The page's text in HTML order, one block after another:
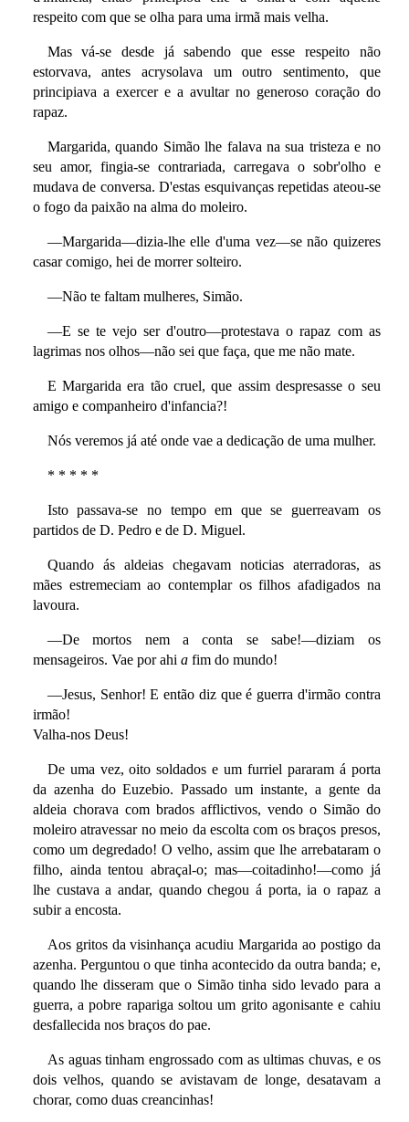
respeito com que se olha para uma irmã mais velha.
Mas vá-se desde já sabendo que esse respeito não
estorvava, antes acrysolava um outro sentimento, que
principiava a exercer e a avultar no generoso coração do
rapaz.
Margarida, quando Simão lhe falava na sua tristeza e no
seu amor, fingia-se contrariada, carregava o sobr'olho e
mudava de conversa. D'estas esquivanças repetidas ateou-se
o fogo da paixão na alma do moleiro.
—Margarida—dizia-lhe elle d'uma vez—se não quizeres
casar comigo, hei de morrer solteiro.
—Não te faltam mulheres, Simão.
—E se te vejo ser d'outro—protestava o rapaz com as
lagrimas nos olhos—não sei que faça, que me não mate.
E Margarida era tão cruel, que assim despresasse o seu
amigo e companheiro d'infancia?!
Nós veremos já até onde vae a dedicação de uma mulher.
* * * * *
Isto passava-se no tempo em que se guerreavam os
partidos de D. Pedro e de D. Miguel.
Quando ás aldeias chegavam noticias aterradoras, as
mães estremeciam ao contemplar os filhos afadigados na
lavoura.
—De mortos nem a conta se sabe!—diziam os
mensageiros. Vae por ahi afim do mundo!
—Jesus, Senhor! E então diz que é guerra d'irmão contra
irmão!
Valha-nos Deus!
De uma vez, oito soldados e um furriel pararam á porta
da azenha do Euzebio. Passado um instante, a gente da
aldeia chorava com brados afflictivos, vendo o Simão do
moleiro atravessar no meio da escolta com os braços presos,
como um degredado! O velho, assim que lhe arrebataram o
filho, ainda tentou abraçal-o; mas—coitadinho!—como já
lhe custava a andar, quando chegou á porta, ia o rapaz a
subir a encosta.
Aos gritos da visinhança acudiu Margarida ao postigo da
azenha. Perguntou o que tinha acontecido da outra banda; e,
quando lhe disseram que o Simão tinha sido levado para a
guerra, a pobre rapariga soltou um grito agonisante e cahiu
desfallecida nos braços do pae.
As aguas tinham engrossado com as ultimas chuvas, e os
dois velhos, quando se avistavam de longe, desatavam a
chorar, como duas creancinhas!